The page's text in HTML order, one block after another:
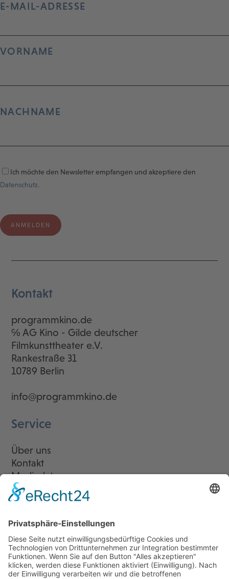
E-MAIL-ADRESSE
VORNAME
NACHNAME
Ich möchte den Newsletter empfangen und akzeptiere den
Datenschutz.
Kontakt
programmkino.de
℅ AG Kino - Gilde deutscher
Filmkunsttheater e.V.
Rankestraße 31
10789 Berlin
info@programmkino.de
Service
Über uns
Kontakt
Mediadaten
Newsletter
LogIn
Legal
Impressum
Datenschutzerklärung